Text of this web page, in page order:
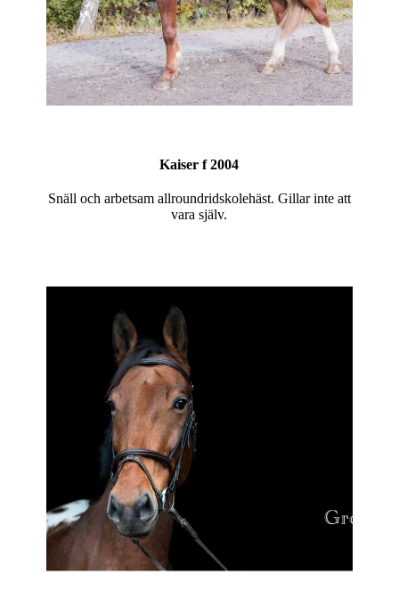
Kaiser f 2004
Snäll och arbetsam allroundridskolehäst. Gillar inte att
vara själv.